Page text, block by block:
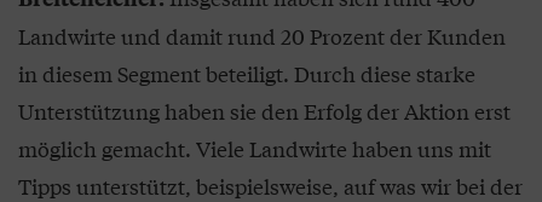
Landwirte und damit rund 20 Prozent der Kunden
in diesem Segment beteiligt. Durch diese starke
Unterstützung haben sie den Erfolg der Aktion erst
möglich gemacht. Viele Landwirte haben uns mit
Tipps unterstützt, beispielsweise, auf was wir bei der